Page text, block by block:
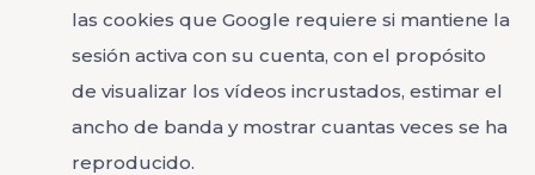
las cookies que Google requiere si mantiene la
sesión activa con su cuenta, con el propósito
de visualizar los vídeos incrustados, estimar el
ancho de banda y mostrar cuantas veces se ha
reproducido.